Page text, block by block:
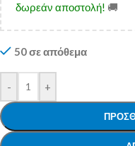
δωρεάν αποστολή! 🚚
50 σε απόθεμα
- +